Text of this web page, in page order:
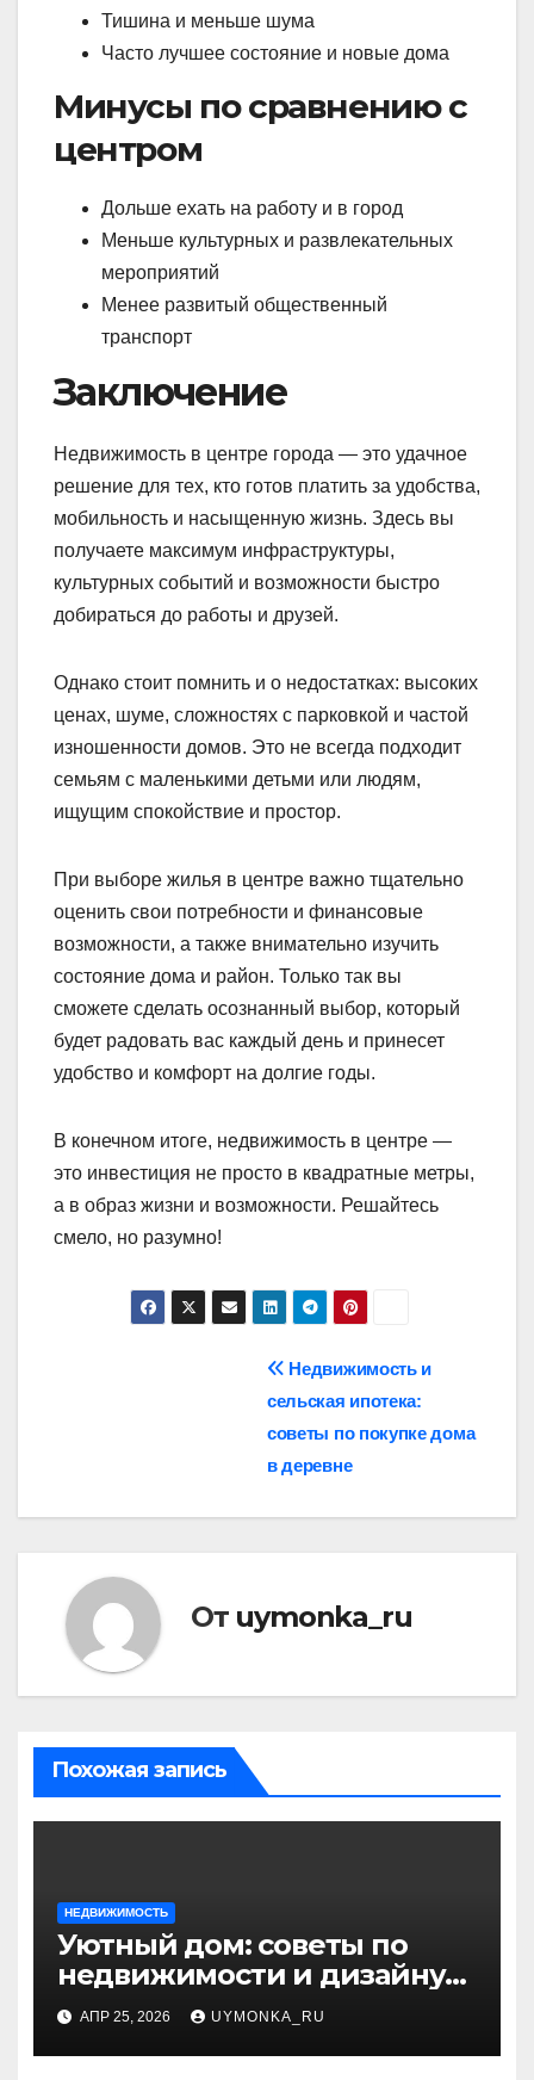
Тишина и меньше шума
Часто лучшее состояние и новые дома
Минусы по сравнению с
центром
Дольше ехать на работу и в город
Меньше культурных и развлекательных
мероприятий
Менее развитый общественный
транспорт
Заключение
Недвижимость в центре города — это удачное
решение для тех, кто готов платить за удобства,
мобильность и насыщенную жизнь. Здесь вы
получаете максимум инфраструктуры,
культурных событий и возможности быстро
добираться до работы и друзей.
Однако стоит помнить и о недостатках: высоких
ценах, шуме, сложностях с парковкой и частой
изношенности домов. Это не всегда подходит
семьям с маленькими детьми или людям,
ищущим спокойствие и простор.
При выборе жилья в центре важно тщательно
оценить свои потребности и финансовые
возможности, а также внимательно изучить
состояние дома и район. Только так вы
сможете сделать осознанный выбор, который
будет радовать вас каждый день и принесет
удобство и комфорт на долгие годы.
В конечном итоге, недвижимость в центре —
это инвестиция не просто в квадратные метры,
а в образ жизни и возможности. Решайтесь
смело, но разумно!
Недвижимость и
сельская ипотека:
советы по покупке дома
в деревне
От uymonka_ru
Похожая запись
НЕДВИЖИМОСТЬ
Уютный дом: советы по
недвижимости и дизайну
интерьера
АПР 25, 2026 UYMONKA_RU